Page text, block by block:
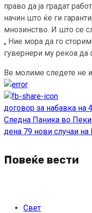
право да ја градат
начин што ќе ги
мнозинство. И што се
„ Ние мора да го
гувернери му рекоа да
Ве молиме следете не и
Continue
Reading
договор за набавка на
Следна Паника во
дена 79 нови случаи
Повеќе вести
Свет